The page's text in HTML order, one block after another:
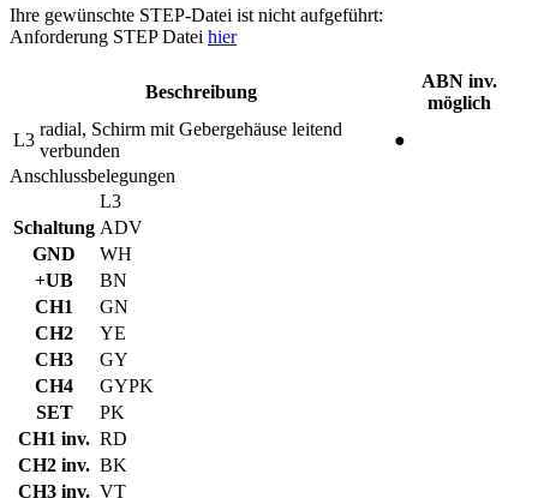
Ihre gewünschte STEP-Datei ist nicht aufgeführt:
Anforderung STEP Datei hier
Beschreibung
ABN inv.
möglich
L3
radial, Schirm mit Gebergehäuse leitend
verbunden
●
Anschlussbelegungen
L3
Schaltung ADV
GND
WH
+UB
BN
CH1
GN
CH2
YE
CH3
GY
CH4
GYPK
SET
PK
CH1 inv. RD
CH2 inv. BK
CH3 inv. VT